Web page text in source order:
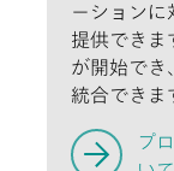
ーションに
提供できま
が開始でき
統合できま
プ